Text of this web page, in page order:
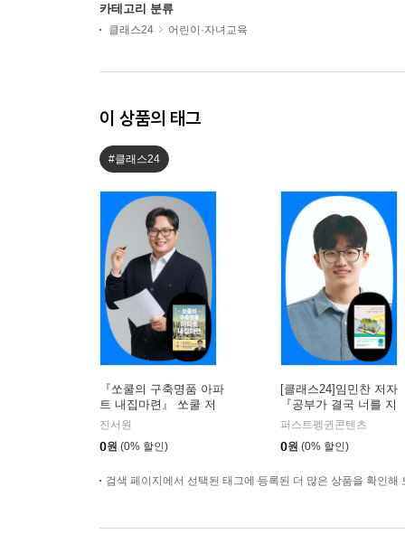
카테고리 분류
클래스24 어린이·자녀교육
이 상품의 태그
#클래스24
『쏘쿨의 구축명품 아파
트 내집마련』 쏘쿨 저
자 온라인 북토크
진서원
0원 (0% 할인)
[클래스24]임민찬 저자
『공부가 결국 너를 지
켜줄 거야』온라인 북토
퍼스트펭귄콘텐츠
0원 (0% 할인)
검색 페이지에서 선택된 태그에 등록된 더 많은 상품을 확인해